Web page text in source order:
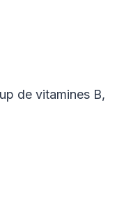
de vitamines B,